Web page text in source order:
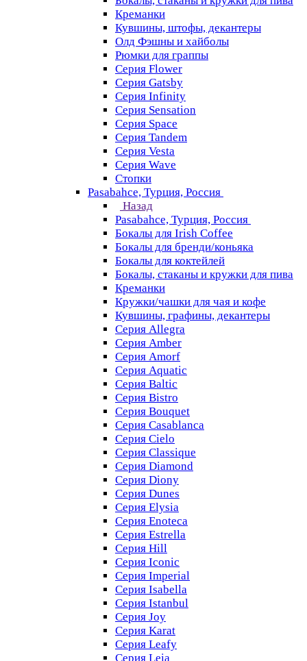
Креманки
Кувшины, штофы, декантеры
Олд Фэшны и хайболы
Рюмки для граппы
Серия Flower
Серия Gatsby
Серия Infinity
Серия Sensation
Серия Space
Серия Tandem
Серия Vesta
Серия Wave
Стопки
Pasabahce, Турция, Россия
Назад
Pasabahce, Турция, Россия
Бокалы для Irish Coffee
Бокалы для бренди/коньяка
Бокалы для коктейлей
Бокалы, стаканы и кружки для пива
Креманки
Кружки/чашки для чая и кофе
Кувшины, графины, декантеры
Серия Allegra
Серия Amber
Серия Amorf
Серия Aquatic
Серия Baltic
Серия Bistro
Серия Bouquet
Серия Casablanсa
Серия Cielo
Серия Classique
Серия Diamond
Серия Diony
Серия Dunes
Серия Elysia
Серия Enoteca
Серия Estrella
Серия Hill
Серия Iconic
Серия Imperial
Серия Isabella
Серия Istanbul
Серия Joy
Серия Karat
Серия Leafy
Серия Leia